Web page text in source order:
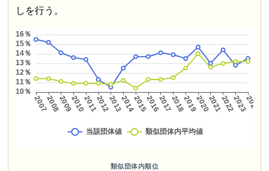
しを行う。
類似団体内順位